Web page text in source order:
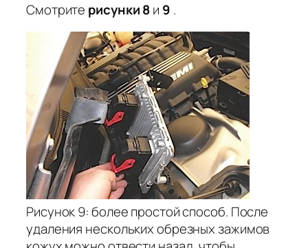
Смотрите рисунки 8и 9 .
Рисунок 9: более простой способ. После
удаления нескольких обрезных зажимов